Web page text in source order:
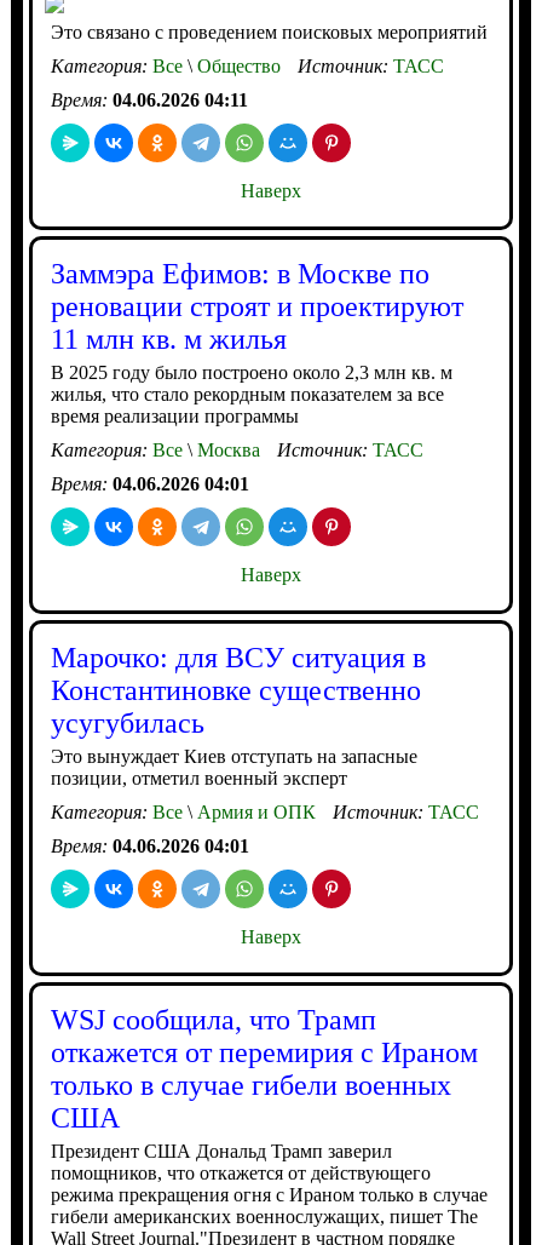
Это связано с проведением поисковых мероприятий
Категория: Все\Общество Источник: ТАСС
Время: 04.06.2026 04:11
Наверх
Заммэра Ефимов: в Москве по
реновации строят и проектируют
11 млн кв. м жилья
В 2025 году было построено около 2,3 млн кв. м
жилья, что стало рекордным показателем за все
время реализации программы
Категория: Все\Москва Источник: ТАСС
Время: 04.06.2026 04:01
Наверх
Марочко: для ВСУ ситуация в
Константиновке существенно
усугубилась
Это вынуждает Киев отступать на запасные
позиции, отметил военный эксперт
Категория: Все\Армия и ОПК Источник: ТАСС
Время: 04.06.2026 04:01
Наверх
WSJ сообщила, что Трамп
откажется от перемирия с Ираном
только в случае гибели военных
США
Президент США Дональд Трамп заверил
помощников, что откажется от действующего
режима прекращения огня с Ираном только в случае
гибели американских военнослужащих, пишет The
Wall Street Journal."Президент в частном порядке